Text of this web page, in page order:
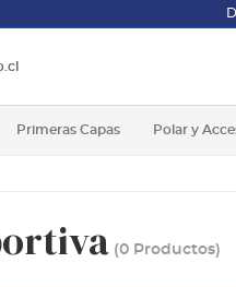
Primeras Capas Polar y
(0 Productos)